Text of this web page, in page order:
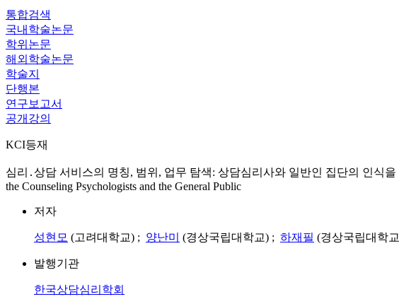
통합검색
국내학술논문
학위논문
해외학술논문
학술지
단행본
연구보고서
공개강의
KCI등재
심리․상담 서비스의 명칭, 범위, 업무 탐색: 상담심리사와 일반인 집단의 인식을
the Counseling Psychologists and the General Public
저자
성현모 (고려대학교) ; 양난미 (경상국립대학교) ; 하재필 (경상국립대학
발행기관
한국상담심리학회